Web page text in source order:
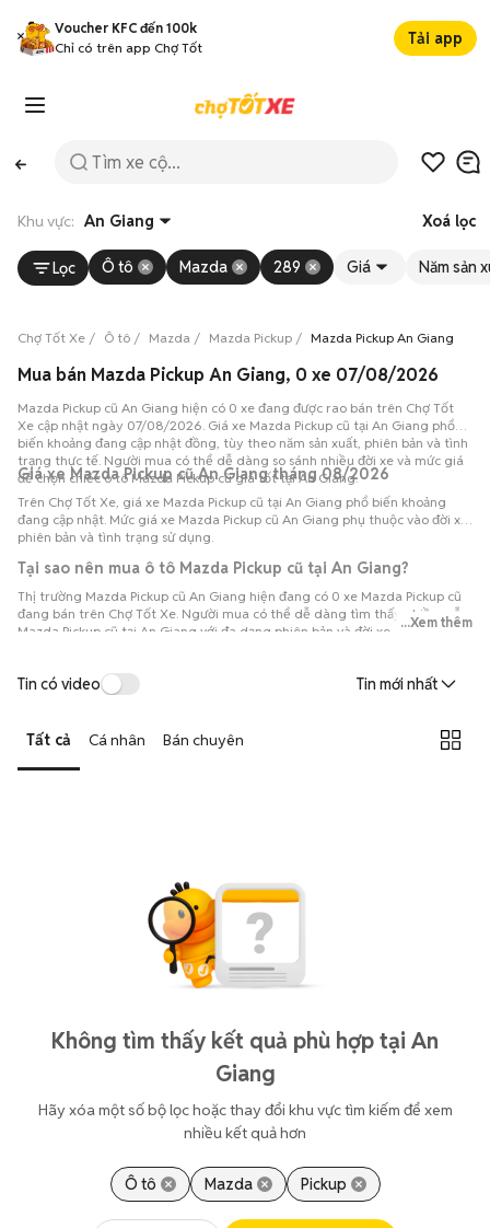
Voucher KFC đến 100k
Chỉ có trên app Chợ Tốt
Tải app
Khu vực: An Giang Xoá lọc
Lọc Ô tô Mazda 289 Giá Năm sản
Chợ Tốt Xe Ô tô Mazda Mazda Pickup Mazda Pickup An Giang
Mua bán Mazda Pickup An Giang, 0 xe 07/08/2026
Mazda Pickup cũ An Giang hiện có 0 xe đang được rao bán trên Chợ Tốt
Xe cập nhật ngày 07/08/2026. Giá xe Mazda Pickup cũ tại An Giang phổ
biến khoảng đang cập nhật đồng, tùy theo năm sản xuất, phiên bản và tình
trạng thực tế. Người mua có thể dễ dàng so sánh nhiều đời xe và mức giá
để chọn chiếc ô tô Mazda Pickup cũ giá tốt tại An Giang.
Giá xe Mazda Pickup cũ An Giang tháng 08/2026
Trên Chợ Tốt Xe, giá xe Mazda Pickup cũ tại An Giang phổ biến khoảng
đang cập nhật. Mức giá xe Mazda Pickup cũ An Giang phụ thuộc vào đời xe,
phiên bản và tình trạng sử dụng.
Tại sao nên mua ô tô Mazda Pickup cũ tại An Giang?
Thị trường Mazda Pickup cũ An Giang hiện đang có 0 xe Mazda Pickup cũ
đang bán trên Chợ Tốt Xe. Người mua có thể dễ dàng tìm thấy nhiều mẫu
Mazda Pickup cũ tại An Giang với đa dạng phiên bản và đời xe, thuận tiện
...Xem thêm
Tin có video Tin mới nhất
Tất cả Cá nhân Bán chuyên
Không tìm thấy kết quả phù hợp tại An
Giang
Hãy xóa một số bộ lọc hoặc thay đổi khu vực tìm kiếm để xem
nhiều kết quả hơn
Ô tô Mazda Pickup